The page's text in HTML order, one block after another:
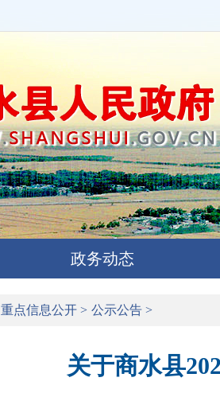
政务动态
重点信息公开 > 公示公告 >
关于商水县